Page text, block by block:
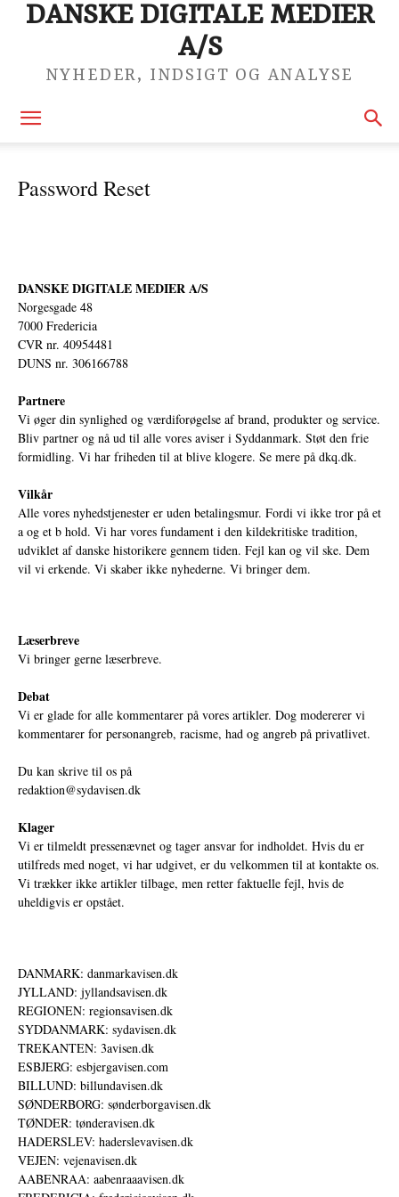
DANSKE DIGITALE MEDIER
A/S
NYHEDER, INDSIGT OG ANALYSE
Password Reset
DANSKE DIGITALE MEDIER A/S
Norgesgade 48
7000 Fredericia
CVR nr. 40954481
DUNS nr. 306166788
Partnere
Vi øger din synlighed og værdiforøgelse af brand, produkter og service.
Bliv partner og nå ud til alle vores aviser i Syddanmark. Støt den frie
formidling. Vi har friheden til at blive klogere. Se mere på dkq.dk.
Vilkår
Alle vores nyhedstjenester er uden betalingsmur. Fordi vi ikke tror på et
a og et b hold. Vi har vores fundament i den kildekritiske tradition,
udviklet af danske historikere gennem tiden. Fejl kan og vil ske. Dem
vil vi erkende. Vi skaber ikke nyhederne. Vi bringer dem.
Læserbreve
Vi bringer gerne læserbreve.
Debat
Vi er glade for alle kommentarer på vores artikler. Dog modererer vi
kommentarer for personangreb, racisme, had og angreb på privatlivet.
Du kan skrive til os på
redaktion@sydavisen.dk
Klager
Vi er tilmeldt pressenævnet og tager ansvar for indholdet. Hvis du er
utilfreds med noget, vi har udgivet, er du velkommen til at kontakte os.
Vi trækker ikke artikler tilbage, men retter faktuelle fejl, hvis de
uheldigvis er opstået.
DANMARK: danmarkavisen.dk
JYLLAND: jyllandsavisen.dk
REGIONEN: regionsavisen.dk
SYDDANMARK: sydavisen.dk
TREKANTEN: 3avisen.dk
ESBJERG: esbjergavisen.com
BILLUND: billundavisen.dk
SØNDERBORG: sønderborgavisen.dk
TØNDER: tønderavisen.dk
HADERSLEV: haderslevavisen.dk
VEJEN: vejenavisen.dk
AABENRAA: aabenraaavisen.dk